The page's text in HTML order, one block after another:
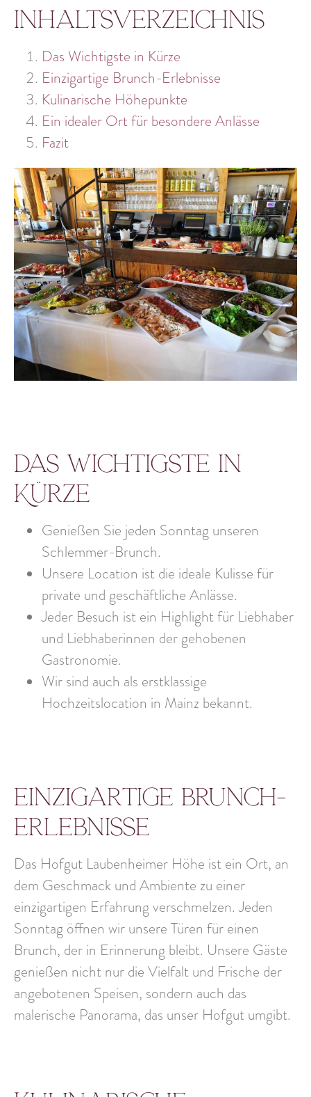
Inhaltsverzeichnis
Das Wichtigste in Kürze
Einzigartige Brunch-Erlebnisse
Kulinarische Höhepunkte
Ein idealer Ort für besondere Anlässe
Fazit
Das Wichtigste in
Kürze
Genießen Sie jeden Sonntag unseren
Schlemmer-Brunch.
Unsere Location ist die ideale Kulisse für
private und geschäftliche Anlässe.
Jeder Besuch ist ein Highlight für Liebhaber
und Liebhaberinnen der gehobenen
Gastronomie.
Wir sind auch als erstklassige
Hochzeitslocation in Mainz bekannt.
Einzigartige Brunch-
Erlebnisse
Das Hofgut Laubenheimer Höhe ist ein Ort, an
dem Geschmack und Ambiente zu einer
einzigartigen Erfahrung verschmelzen. Jeden
Sonntag öffnen wir unsere Türen für einen
Brunch, der in Erinnerung bleibt. Unsere Gäste
genießen nicht nur die Vielfalt und Frische der
angebotenen Speisen, sondern auch das
malerische Panorama, das unser Hofgut umgibt.